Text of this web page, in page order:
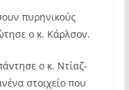
πυρηνικούς
ο κ. Κάρλσον.
ο κ. Ντίαζ-
στοιχείο που